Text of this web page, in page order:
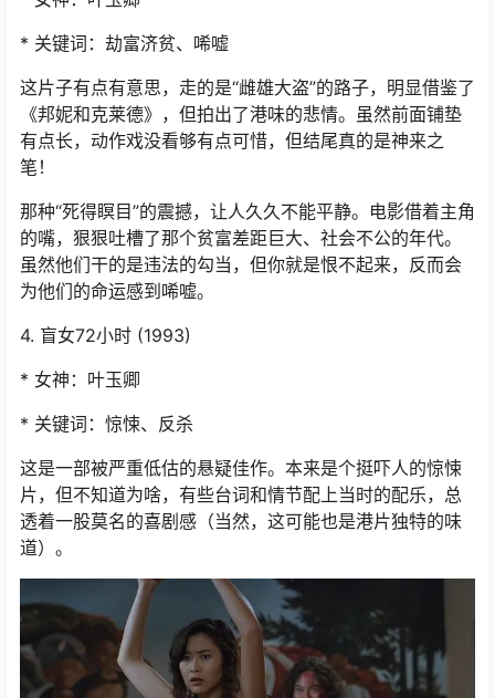
* 关键词：劫富济贫、唏嘘
这片子有点有意思，走的是“雌雄大盗”的路子，明显借鉴了
《邦妮和克莱德》，但拍出了港味的悲情。虽然前面铺垫
有点长，动作戏没看够有点可惜，但结尾真的是神来之
笔！
那种“死得瞑目”的震撼，让人久久不能平静。电影借着主角
的嘴，狠狠吐槽了那个贫富差距巨大、社会不公的年代。
虽然他们干的是违法的勾当，但你就是恨不起来，反而会
为他们的命运感到唏嘘。
4. 盲女72小时 (1993)
* 女神：叶玉卿
* 关键词：惊悚、反杀
这是一部被严重低估的悬疑佳作。本来是个挺吓人的惊悚
片，但不知道为啥，有些台词和情节配上当时的配乐，总
透着一股莫名的喜剧感（当然，这可能也是港片独特的味
道）。